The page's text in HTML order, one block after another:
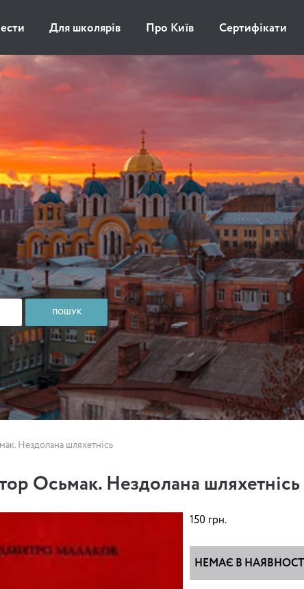
Для школярів Про Київ Сертифікати
Нездолана шляхетнісь
Осьмак. Нездолана шляхетнісь
150 грн.
НЕМАЄ В НАЯВНОСТІ